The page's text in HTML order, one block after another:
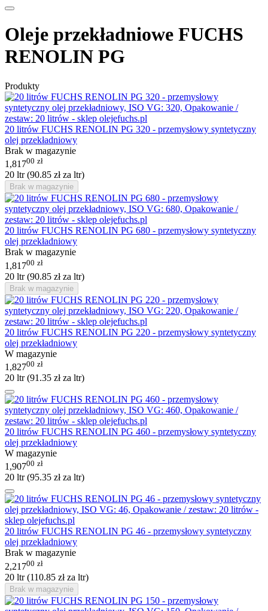
Oleje przekładniowe FUCHS
RENOLIN PG
Produkty
20 litrów FUCHS RENOLIN PG 320 - przemysłowy syntetyczny
olej przekładniowy
Brak w magazynie
1,81700 zł
20 ltr (90.85 złza ltr)
Brak w magazynie
20 litrów FUCHS RENOLIN PG 680 - przemysłowy syntetyczny
olej przekładniowy
Brak w magazynie
1,81700 zł
20 ltr (90.85 złza ltr)
Brak w magazynie
20 litrów FUCHS RENOLIN PG 220 - przemysłowy syntetyczny
olej przekładniowy
W magazynie
1,82700 zł
20 ltr (91.35 złza ltr)
20 litrów FUCHS RENOLIN PG 460 - przemysłowy syntetyczny
olej przekładniowy
W magazynie
1,90700 zł
20 ltr (95.35 złza ltr)
20 litrów FUCHS RENOLIN PG 46 - przemysłowy syntetyczny
olej przekładniowy
Brak w magazynie
2,21700 zł
20 ltr (110.85 złza ltr)
Brak w magazynie